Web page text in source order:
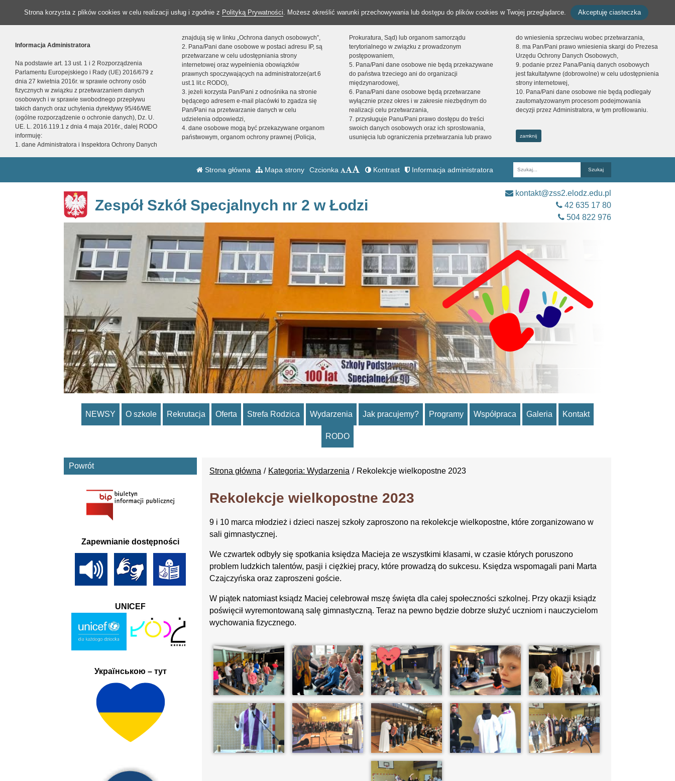
Strona korzysta z plików cookies w celu realizacji usług i zgodnie z Polityką Prywatności. Możesz określić warunki przechowywania lub dostępu do plików cookies w Twojej przeglądarce. Akceptuję ciasteczka
Informacja Administratora
Na podstawie art. 13 ust. 1 i 2 Rozporządzenia
Parlamentu Europejskiego i Rady (UE) 2016/679 z
dnia 27 kwietnia 2016r. w sprawie ochrony osób
fizycznych w związku z przetwarzaniem danych
osobowych i w sprawie swobodnego przepływu
takich danych oraz uchylenia dyrektywy 95/46/WE
(ogólne rozporządzenie o ochronie danych), Dz. U.
UE. L. 2016.119.1 z dnia 4 maja 2016r., dalej RODO
informuję:
1. dane Administratora i Inspektora Ochrony Danych
znajdują się w linku „Ochrona danych osobowych”,
2. Pana/Pani dane osobowe w postaci adresu IP, są
przetwarzane w celu udostępniania strony
internetowej oraz wypełnienia obowiązków
prawnych spoczywających na administratorze(art.6
ust.1 lit.c RODO),
3. jeżeli korzysta Pan/Pani z odnośnika na stronie
będącego adresem e-mail placówki to zgadza się
Pan/Pani na przetwarzanie danych w celu
udzielenia odpowiedzi,
4. dane osobowe mogą być przekazywane organom
państwowym, organom ochrony prawnej (Policja,
Prokuratura, Sąd) lub organom samorządu
terytorialnego w związku z prowadzonym
postępowaniem,
5. Pana/Pani dane osobowe nie będą przekazywane
do państwa trzeciego ani do organizacji
międzynarodowej,
6. Pana/Pani dane osobowe będą przetwarzane
wyłącznie przez okres i w zakresie niezbędnym do
realizacji celu przetwarzania,
7. przysługuje Panu/Pani prawo dostępu do treści
swoich danych osobowych oraz ich sprostowania,
usunięcia lub ograniczenia przetwarzania lub prawo
do wniesienia sprzeciwu wobec przetwarzania,
8. ma Pan/Pani prawo wniesienia skargi do Prezesa
Urzędu Ochrony Danych Osobowych,
9. podanie przez Pana/Panią danych osobowych
jest fakultatywne (dobrowolne) w celu udostępnienia
strony internetowej,
10. Pana/Pani dane osobowe nie będą podlegały
zautomatyzowanym procesom podejmowania
decyzji przez Administratora, w tym profilowaniu.
zamknij
Strona główna Mapa strony Czcionka Kontrast Informacja administratora
Fraza
Zespół Szkół Specjalnych nr 2 w Łodzi
kontakt@zss2.elodz.edu.pl
42 635 17 80
504 822 976
NEWSY O szkole Rekrutacja Oferta Strefa Rodzica Wydarzenia Jak pracujemy? Programy Współpraca Galeria Kontakt
RODO
Strona główna Kategoria: Wydarzenia Rekolekcje wielkopostne 2023
Rekolekcje wielkopostne 2023
9 i 10 marca młodzież i dzieci naszej szkoły zaproszono na rekolekcje wielkopostne, które zorganizowano w
sali gimnastycznej.
We czwartek odbyły się spotkania księdza Macieja ze wszystkimi klasami, w czasie których poruszono
problem ludzkich talentów, pasji i ciężkiej pracy, które prowadzą do sukcesu. Księdza wspomagali pani Marta
Czajczyńska oraz zaproszeni goście.
W piątek natomiast ksiądz Maciej celebrował mszę święta dla całej społeczności szkolnej. Przy okazji ksiądz
poświęcił wyremontowaną salę gimnastyczną. Teraz na pewno będzie dobrze służyć uczniom i nauczycielom
wychowania fizycznego.
Powrót
Zapewnianie dostępności
UNICEF
Українською – тут